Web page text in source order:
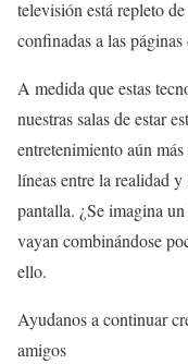
televisión está repleto
confinadas a las
A medida que estas
nuestras salas de estar
entretenimiento aún
líneas entre la realidad
pantalla. ¿Se imagina
vayan combinándose
ello.
Ayudanos a continuar
amigos